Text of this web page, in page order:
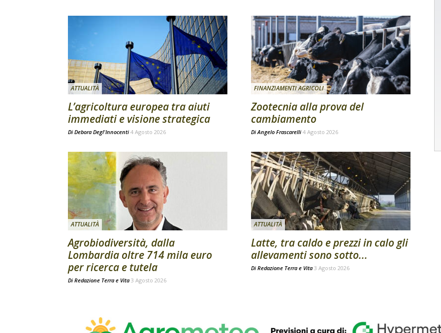
ATTUALITÀ
L’agricoltura europea tra aiuti
immediati e visione strategica
Di Debora Degl'Innocenti 4 Agosto 2026
FINANZIAMENTI AGRICOLI
Zootecnia alla prova del
cambiamento
Di Angelo Frascarelli 4 Agosto 2026
ATTUALITÀ
Agrobiodiversità, dalla
Lombardia oltre 714 mila euro
per ricerca e tutela
Di Redazione Terra e Vita 3 Agosto 2026
ATTUALITÀ
Latte, tra caldo e prezzi in calo gli
allevamenti sono sotto...
Di Redazione Terra e Vita 3 Agosto 2026